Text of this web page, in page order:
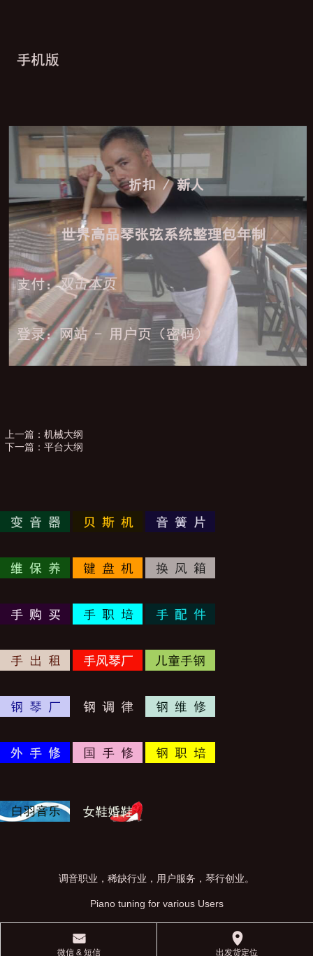
上一篇： 机械大纲
下一篇： 平台大纲
调音职业，稀缺行业，用户服务，琴行创业。
Piano tuning for various Users
󰄸
微信 & 短信
󰅊
出发货定位